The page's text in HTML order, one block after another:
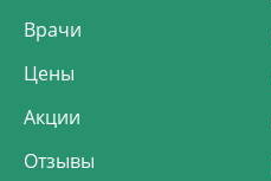
Врачи
Цены
Акции
Отзывы